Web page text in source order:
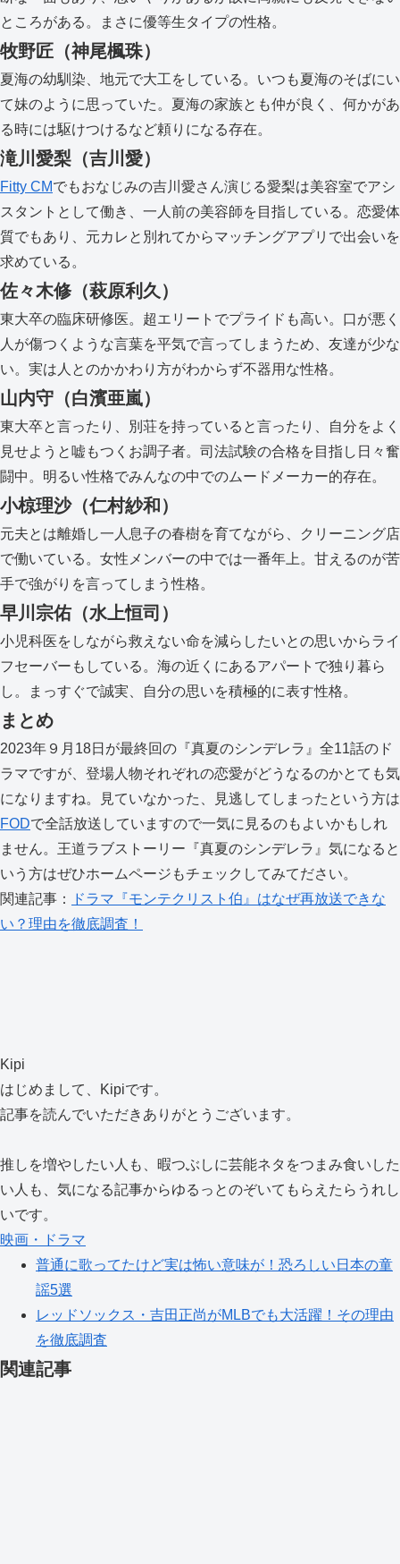
ところがある。まさに優等生タイプの性格。
牧野匠（神尾楓珠）
夏海の幼馴染、地元で大工をしている。いつも夏海のそばにい
て妹のように思っていた。夏海の家族とも仲が良く、何かがあ
る時には駆けつけるなど頼りになる存在。
滝川愛梨（吉川愛）
Fitty CMでもおなじみの吉川愛さん演じる愛梨は美容室でアシ
スタントとして働き、一人前の美容師を目指している。恋愛体
質でもあり、元カレと別れてからマッチングアプリで出会いを
求めている。
佐々木修（萩原利久）
東大卒の臨床研修医。超エリートでプライドも高い。口が悪く
人が傷つくような言葉を平気で言ってしまうため、友達が少な
い。実は人とのかかわり方がわからず不器用な性格。
山内守（白濱亜嵐）
東大卒と言ったり、別荘を持っていると言ったり、自分をよく
見せようと嘘もつくお調子者。司法試験の合格を目指し日々奮
闘中。明るい性格でみんなの中でのムードメーカー的存在。
小椋理沙（仁村紗和）
元夫とは離婚し一人息子の春樹を育てながら、クリーニング店
で働いている。女性メンバーの中では一番年上。甘えるのが苦
手で強がりを言ってしまう性格。
早川宗佑（水上恒司）
小児科医をしながら救えない命を減らしたいとの思いからライ
フセーバーもしている。海の近くにあるアパートで独り暮ら
し。まっすぐで誠実、自分の思いを積極的に表す性格。
まとめ
2023年９月18日が最終回の『真夏のシンデレラ』全11話のド
ラマですが、登場人物それぞれの恋愛がどうなるのかとても気
になりますね。見ていなかった、見逃してしまったという方は
FODで全話放送していますので一気に見るのもよいかもしれ
ません。王道ラブストーリー『真夏のシンデレラ』気になると
いう方はぜひホームページもチェックしてみてださい。
関連記事：
ドラマ『モンテクリスト伯』はなぜ再放送できな
い？理由を徹底調査！
Kipi
はじめまして、Kipiです。
記事を読んでいただきありがとうございます。
推しを増やしたい人も、暇つぶしに芸能ネタをつまみ食いした
い人も、気になる記事からゆるっとのぞいてもらえたらうれし
いです。
映画・ドラマ
普通に歌ってたけど実は怖い意味が！恐ろしい日本の童
謡5選
レッドソックス・吉田正尚がMLBでも大活躍！その理由
を徹底調査
関連記事